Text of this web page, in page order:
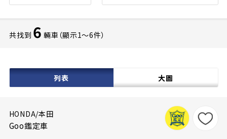
共找到 6 輛車（顯示1〜6件）
列表 大圖
HONDA/本田
Goo鑑定車